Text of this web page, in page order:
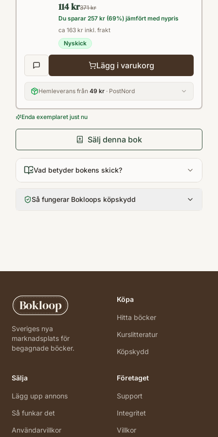
tillrätta, kanske med en kopp varm choklad
toppad med vispad grädde, och följ med
polarfararna på matäventyr i det kalla och
karga landskapet på Arktis och i Antarktis.
114 kr371 kr
Du sparar 257 kr (69%) jämfört med nypris
ca 163 kr inkl. frakt
Nyskick
Lägg i varukorg
Hemleverans från 49 kr · PostNord
Enda exemplaret just nu
Sälj denna bok
Vad betyder bokens skick?
Så fungerar Bokloops köpskydd
Bokloop
Sveriges nya
marknadsplats för
begagnade böcker.
Köpa
Hitta böcker
Kurslitteratur
Köpskydd
Sälja
Lägg upp annons
Så funkar det
Användarvillkor
Företaget
Support
Integritet
Villkor